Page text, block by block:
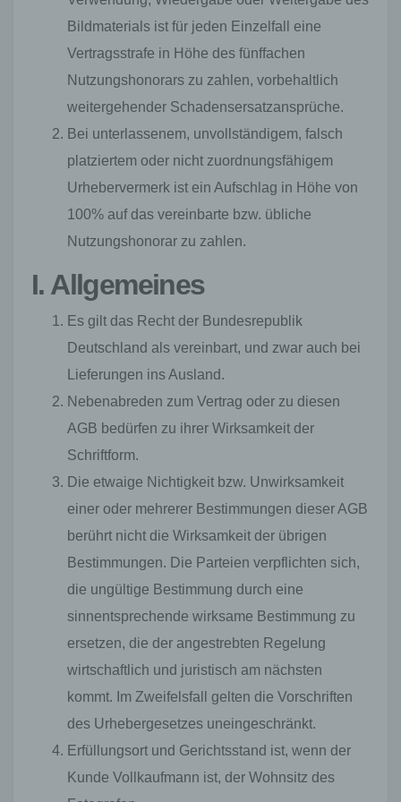
Bildmaterials ist für jeden Einzelfall eine
Vertragsstrafe in Höhe des fünffachen
Nutzungshonorars zu zahlen, vorbehaltlich
weitergehender Schadensersatzansprüche.
Bei unterlassenem, unvollständigem, falsch
platziertem oder nicht zuordnungsfähigem
Urhebervermerk ist ein Aufschlag in Höhe von
100% auf das vereinbarte bzw. übliche
Nutzungshonorar zu zahlen.
I. Allgemeines
Es gilt das Recht der Bundesrepublik
Deutschland als vereinbart, und zwar auch bei
Lieferungen ins Ausland.
Nebenabreden zum Vertrag oder zu diesen
AGB bedürfen zu ihrer Wirksamkeit der
Schriftform.
Die etwaige Nichtigkeit bzw. Unwirksamkeit
einer oder mehrerer Bestimmungen dieser AGB
berührt nicht die Wirksamkeit der übrigen
Bestimmungen. Die Parteien verpflichten sich,
die ungültige Bestimmung durch eine
sinnentsprechende wirksame Bestimmung zu
ersetzen, die der angestrebten Regelung
wirtschaftlich und juristisch am nächsten
kommt. Im Zweifelsfall gelten die Vorschriften
des Urhebergesetzes uneingeschränkt.
Erfüllungsort und Gerichtsstand ist, wenn der
Kunde Vollkaufmann ist, der Wohnsitz des
Mittels eines Cookies können die Informationen
und Angebote auf unserer Internetseite im Sinne
ermöglichen uns, wie bereits erwähnt, die
Benutzer unserer Internetseite wiederzuerkennen.
Nutzern die Verwendung unserer Internetseite zu
erleichtern. Der Benutzer einer Internetseite, die
jedem Besuch der Internetseite erneut seine
Zugangsdaten eingeben, weil dies von der
des Benutzers abgelegten Cookie übernommen
Warenkorbes im Online-Shop. Der Online-Shop
merkt sich die Artikel, die ein Kunde in den
virtuellen Warenkorb gelegt hat, über ein Cookie.
Die betroffene Person kann die Setzung von
Cookies durch unsere Internetseite jederzeit
mittels einer entsprechenden Einstellung des
genutzten Internetbrowsers verhindern und damit
der Setzung von Cookies dauerhaft
Cookies jederzeit über einen Internetbrowser oder
andere Softwareprogramme gelöscht werden. Dies
ist in allen gängigen Internetbrowsern möglich.
Deaktiviert die betroffene Person die Setzung von
Cookies in dem genutzten Internetbrowser, sind
unter Umständen nicht alle Funktionen unserer
Internetseite vollumfänglich nutzbar.
Erfassung von allgemeinen Daten und
Informationen
Die Internetseite erfasst mit jedem Aufruf der
automatisiertes System eine Reihe von
allgemeinen Daten und Informationen. Diese
den Logfiles des Servers gespeichert. Erfasst
werden können die (1) verwendeten Browsertypen
verwendete Betriebssystem, (3) die Internetseite,